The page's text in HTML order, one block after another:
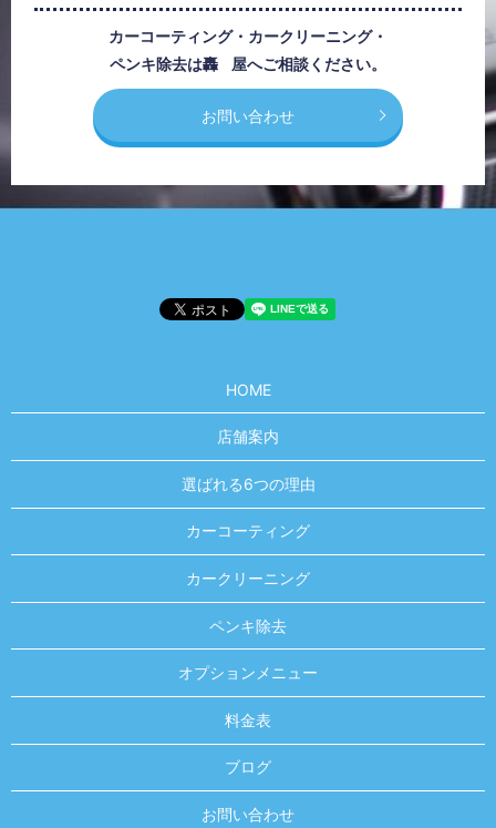
カーコーティング・カークリーニング・
ペンキ除去は轟屋へご相談ください。
お問い合わせ
HOME
店舗案内
選ばれる6つの理由
カーコーティング
カークリーニング
ペンキ除去
オプションメニュー
料金表
ブログ
お問い合わせ